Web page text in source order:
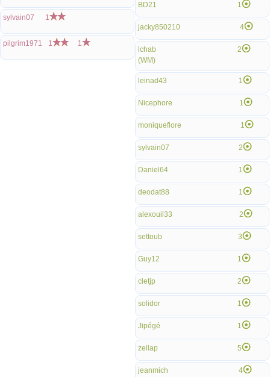
sylvain07 1
pilgrim1971 1 1
BD21 1
jacky850210 4
lchab
(WM)
2
leinad43 1
Nicephore 1
moniqueflore 1
sylvain07 2
Daniel64 1
deodat88 1
alexouil33 2
settoub 3
Guy12 1
cletjp 2
solidor 1
Jipégé 1
zellap 5
jeanmich 4